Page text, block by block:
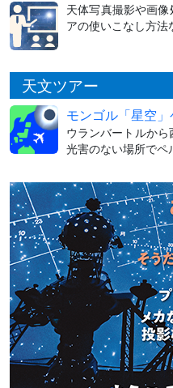
天体写真撮影や画
アの使いこなし方法
天文ツアー
モンゴル「星空
ウランバートルから
光害のない場所でペ